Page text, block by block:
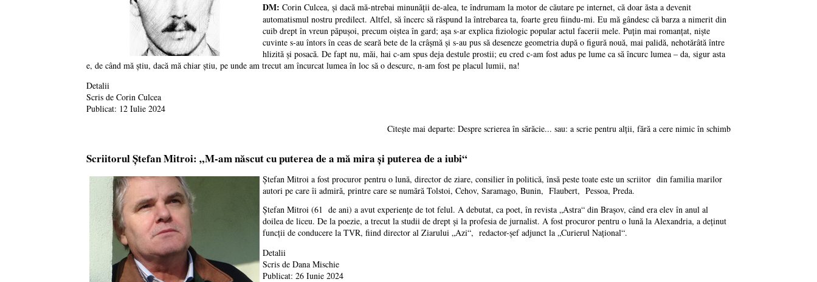
DM: Corin Culcea, şi dacă mă-ntrebai minunăţii de-alea, te îndrumam la motor de căutare pe internet, că doar ăsta a devenit
automatismul nostru predilect. Altfel, să încerc să răspund la întrebarea ta, foarte greu fiindu-mi. Eu mă gândesc că barza a nimerit din
cuib drept în vreun păpuşoi, precum oiştea în gard; aşa s-ar explica fiziologic popular actul facerii mele. Puţin mai romanţat, nişte
cuvinte s-au întors în ceas de seară bete de la crâşmă şi s-au pus să deseneze geometria după o figură nouă, mai palidă, nehotărâtă între
hlizită şi posacă. De fapt nu, măi, hai c-am spus deja destule prostii; eu cred c-am fost adus pe lume ca să încurc lumea – da, sigur asta
e, de când mă ştiu, dacă mă chiar ştiu, pe unde am trecut am încurcat lumea în loc să o descurc, n-am fost pe placul lumii, na!
Detalii
Scris de Corin Culcea
Publicat: 12 Iulie 2024
Citește mai departe: Despre scrierea în sărăcie... sau: a scrie pentru alții, fără a cere nimic în schimb
Scriitorul Ştefan Mitroi: „M-am născut cu puterea de a mă mira şi puterea de a iubi“
Ştefan Mitroi a fost procuror pentru o lună, director de ziare, consilier în politică, însă peste toate este un scriitor din familia marilor
autori pe care îi admiră, printre care se numără Tolstoi, Cehov, Saramago, Bunin, Flaubert, Pessoa, Preda.
Ştefan Mitroi (61 de ani) a avut experienţe de tot felul. A debutat, ca poet, în revista „Astra“ din Braşov, când era elev în anul al
doilea de liceu. De la poezie, a trecut la studii de drept şi la profesia de jurnalist. A fost procuror pentru o lună la Alexandria, a deţinut
funcţii de conducere la TVR, fiind director al Ziarului „Azi“, redactor-şef adjunct la „Curierul Naţional“.
Detalii
Scris de Dana Mischie
Publicat: 26 Iunie 2024